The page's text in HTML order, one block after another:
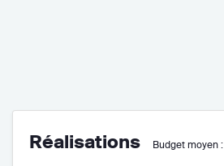
Réalisations Budget moyen :